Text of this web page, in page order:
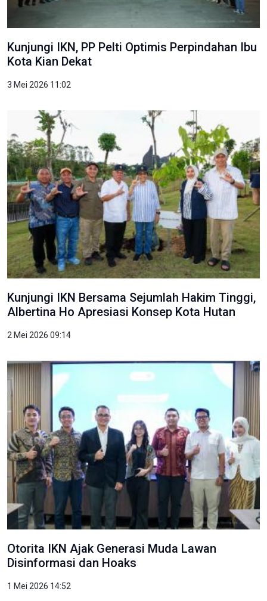
Kunjungi IKN, PP Pelti Optimis Perpindahan Ibu
Kota Kian Dekat
3 Mei 2026 11:02
Kunjungi IKN Bersama Sejumlah Hakim Tinggi,
Albertina Ho Apresiasi Konsep Kota Hutan
2 Mei 2026 09:14
Otorita IKN Ajak Generasi Muda Lawan
Disinformasi dan Hoaks
1 Mei 2026 14:52